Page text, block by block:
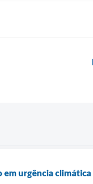
em urgência